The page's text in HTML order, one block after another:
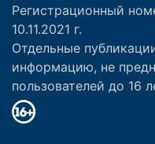
Регистрационный
10.11.2021 г.
Отдельные
информацию, не
пользователей до 16